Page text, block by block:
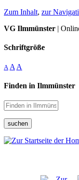
Zum Inhalt, zur
VG Ilmmünster |
Schriftgröße
A A A
Finden in Ilmmünster
suchen